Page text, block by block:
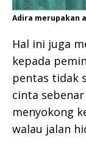
Adira merupakan
Hal ini juga
kepada
pentas tidak
cinta
menyokong
walau jalan